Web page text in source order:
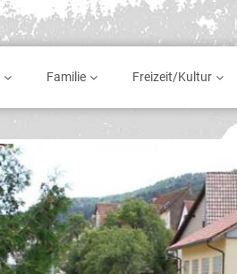
Familie Freizeit/Kultur